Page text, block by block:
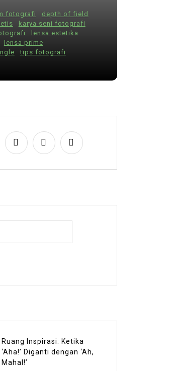
fotografi
depth of field
karya seni fotografi
lensa estetika
lensa prime
tips fotografi
Ruang Inspirasi: Ketika
‘Aha!’ Diganti dengan ‘Ah,
Mahal!’